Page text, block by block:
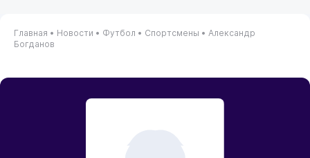
Главная • Новости • Футбол • Спортсмены • Александр
Богданов